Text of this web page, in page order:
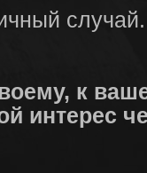
случай.
к
интерес